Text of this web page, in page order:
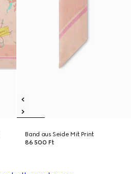
Band aus Seide Mit Print
86 500 Ft